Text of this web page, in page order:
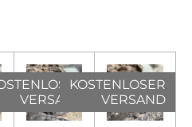
VERSAND
KOSTENLOSER
VERSAND